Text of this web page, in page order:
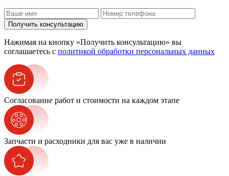
Получить консультацию
Нажимая на кнопку «Получить консультацию» вы
соглашаетесь с политикой обработки персональных данных
Согласование работ и стоимости на каждом этапе
Запчасти и расходники для вас уже в наличии